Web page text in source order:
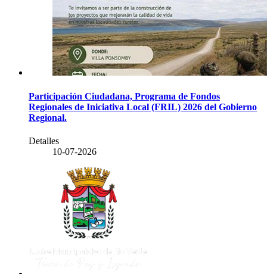
Participación Ciudadana, Programa de Fondos
Regionales de Iniciativa Local (FRIL) 2026 del Gobierno
Regional.
Detalles
10-07-2026